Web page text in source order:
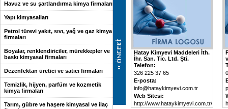
Havuz ve su şartlandırma kimya firmaları
Yapı kimyasalları
Petrol türevi yakıt, sıvı, yağ ve gaz kimya
firmaları
Boyalar, renklendiriciler, mürekkepler ve
baskı kimyasal firmaları
Dezenfektan üretici ve satıcı firmaları
Temizlik, hijyen, parfüm ve kozmetik
kimya firmaları
Tarım, gübre ve haşere kimyasal ve ilaç
Hatay Kimyevi Maddeleri İth.
İhr. San. Tic. Ltd. Şti.
Telefon:
326 225 37 65
E-posta:
info@hataykimyevi.com.tr
Web Sitesi:
http://www.hataykimyevi.com.tr/